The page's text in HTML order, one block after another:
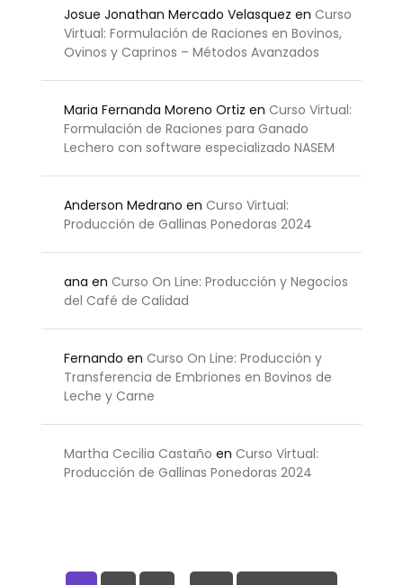
Josue Jonathan Mercado Velasquez en Curso
Virtual: Formulación de Raciones en Bovinos,
Ovinos y Caprinos – Métodos Avanzados
Maria Fernanda Moreno Ortiz en Curso Virtual:
Formulación de Raciones para Ganado
Lechero con software especializado NASEM
Anderson Medrano en Curso Virtual:
Producción de Gallinas Ponedoras 2024
ana en Curso On Line: Producción y Negocios
del Café de Calidad
Fernando en Curso On Line: Producción y
Transferencia de Embriones en Bovinos de
Leche y Carne
Martha Cecilia Castaño en Curso Virtual:
Producción de Gallinas Ponedoras 2024